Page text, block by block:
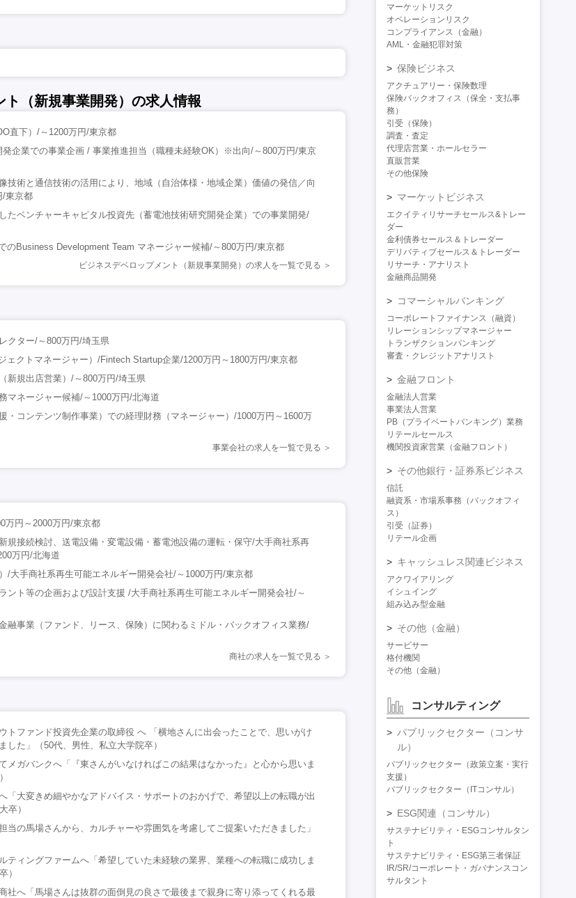
ト（新規事業開発）の求人情報
直下）/～1200万円/東京都
企業での事業企画 / 事業推進担当（職種未経験OK）※出向/～800万円/東京
技術と通信技術の活用により、地域（自治体様・地域企業）価値の発信／向
/東京都
たベンチャーキャピタル投資先（蓄電池技術研究開発企業）での事業開発/
のBusiness Development Team マネージャー候補/～800万円/東京都
ビジネスデベロップメント（新規事業開発）の求人を一覧で見る
クター/～800万円/埼玉県
ェクトマネージャー）/Fintech Startup企業/1200万円～1800万円/東京都
新規出店営業）/～800万円/埼玉県
マネージャー候補/～1000万円/北海道
・コンテンツ制作事業）での経理財務（マネージャー）/1000万円～1600万
事業会社の求人を一覧で見る
万円～2000万円/東京都
規接続検討、送電設備・変電設備・蓄電池設備の運転・保守/大手商社系再
万円/北海道
/大手商社系再生可能エネルギー開発会社/～1000万円/東京都
ント等の企画および設計支援 /大手商社系再生可能エネルギー開発会社/～
融事業（ファンド、リース、保険）に関わるミドル・バックオフィス業務/
商社の求人を一覧で見る
トファンド投資先企業の取締役 へ 「横地さんに出会ったことで、思いがけ
した」（50代、男性、私立大学院卒）
メガバンクへ「『東さんがいなければこの結果はなかった』と心から思いま
「大変きめ細やかなアドバイス・サポートのおかげで、希望以上の転職が出
卒）
当の馬場さんから、カルチャーや雰囲気を考慮してご提案いただきました」
ティングファームへ「希望していた未経験の業界、業種への転職に成功しま
）
社へ「馬場さんは抜群の面倒見の良さで最後まで親身に寄り添ってくれる最
マーケットリスク
オペレーションリスク
コンプライアンス（金融）
AML・金融犯罪対策
保険ビジネス
アクチュアリー・保険数理
保険バックオフィス（保全・支払事
務）
引受（保険）
調査・査定
代理店営業・ホールセラー
直販営業
その他保険
マーケットビジネス
エクイティリサーチセールス&トレー
ダー
金利債券セールス＆トレーダー
デリバティブセールス＆トレーダー
リサーチ・アナリスト
金融商品開発
コマーシャルバンキング
コーポレートファイナンス（融資）
リレーションシップマネージャー
トランザクションバンキング
審査・クレジットアナリスト
金融フロント
金融法人営業
事業法人営業
PB（プライベートバンキング）業務
リテールセールス
機関投資家営業（金融フロント）
その他銀行・証券系ビジネス
信託
融資系・市場系事務（バックオフィ
ス）
引受（証券）
リテール企画
キャッシュレス関連ビジネス
アクワイアリング
イシュイング
組み込み型金融
その他（金融）
サービサー
格付機関
その他（金融）
コンサルティング
パブリックセクター（コンサ
ル）
パブリックセクター（政策立案・実行
支援）
パブリックセクター（ITコンサル）
ESG関連（コンサル）
サステナビリティ・ESGコンサルタン
ト
サステナビリティ・ESG第三者保証
IR/SR/コーポレート・ガバナンスコン
サルタント